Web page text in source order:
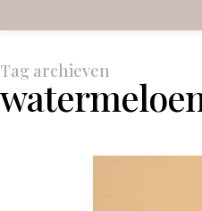
Tag archieven